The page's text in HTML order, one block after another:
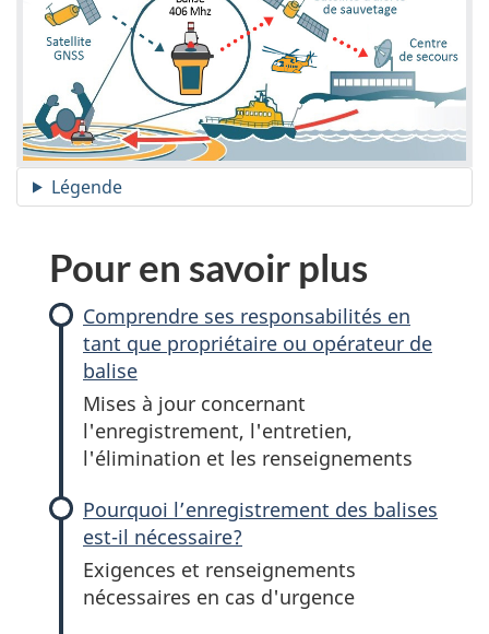
Légende
Pour en savoir plus
Comprendre ses responsabilités en
tant que propriétaire ou opérateur de
balise
Mises à jour concernant
l'enregistrement, l'entretien,
l'élimination et les renseignements
Pourquoi l’enregistrement des balises
est-il nécessaire?
Exigences et renseignements
nécessaires en cas d'urgence